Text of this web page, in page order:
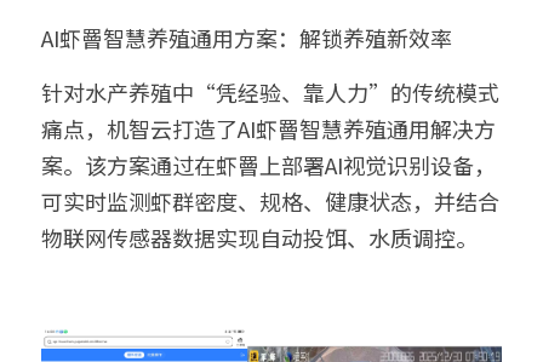
AI虾罾智慧养殖通用方案：解锁养殖新效率
针对水产养殖中“凭经验、靠人力”的传统模式
痛点，机智云打造了AI虾罾智慧养殖通用解决方
案。该方案通过在虾罾上部署AI视觉识别设备，
可实时监测虾群密度、规格、健康状态，并结合
物联网传感器数据实现自动投饵、水质调控。